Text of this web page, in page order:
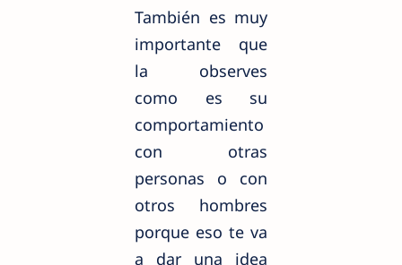
También es muy
importante que
la observes
como es su
comportamiento
con otras
personas o con
otros hombres
porque eso te va
a dar una idea